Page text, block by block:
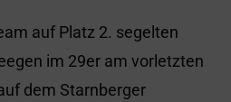
auf Platz 2. segelten
im 29er am vorletzten
dem Starnberger